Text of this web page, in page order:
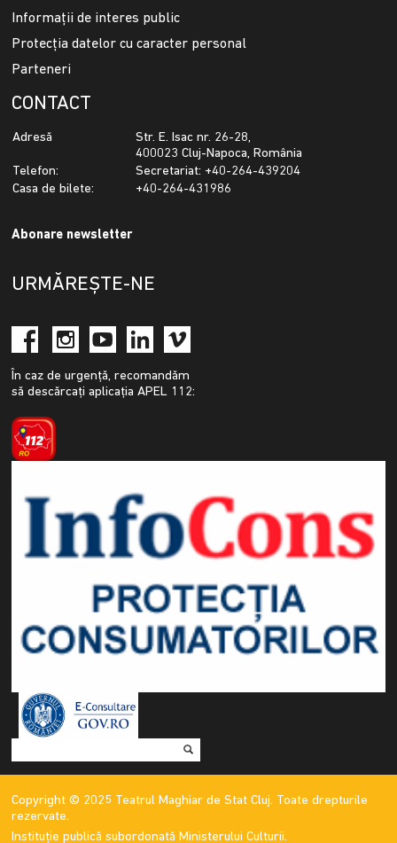
Informații de interes public
Protecția datelor cu caracter personal
Parteneri
CONTACT
Adresă
Str. E. Isac nr. 26-28,
400023 Cluj-Napoca, România
Telefon:
Secretariat: +40-264-439204
Casa de bilete:
+40-264-431986
Abonare newsletter
URMĂREȘTE-NE
În caz de urgență, recomandăm
să descărcați aplicația APEL 112:
Copyright © 2025 Teatrul Maghiar de Stat Cluj. Toate drepturile
rezervate.
Instituție publică subordonată Ministerului Culturii.